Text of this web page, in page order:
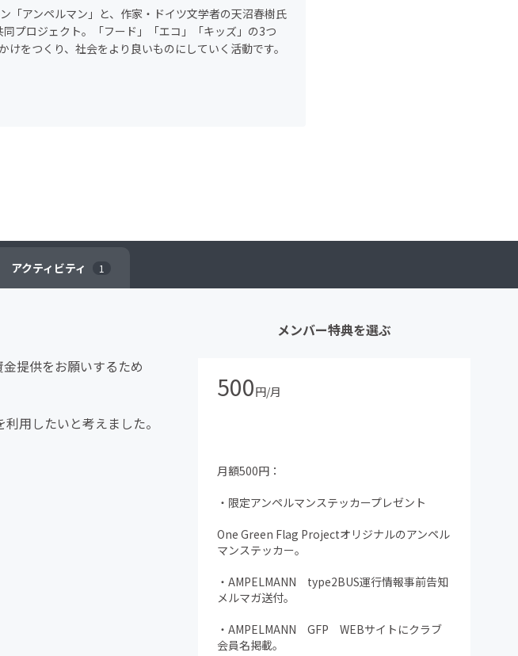
「アンペルマン」と、作家・ドイツ文学者の天沼春樹氏
プロジェクト。「フード」「エコ」「キッズ」の3つ
をつくり、社会をより良いものにしていく活動です。
アクティビティ 1
提供をお願いするため
用したいと考えました。
メンバー特典を選ぶ
500円/月
月額500円：
・限定アンペルマンステッカープレゼント
One Green Flag Projectオリジナルのアンペル
マンステッカー。
・AMPELMANN type2BUS運行情報事前告知
メルマガ送付。
・AMPELMANN GFP WEBサイトにクラブ
会員名掲載。